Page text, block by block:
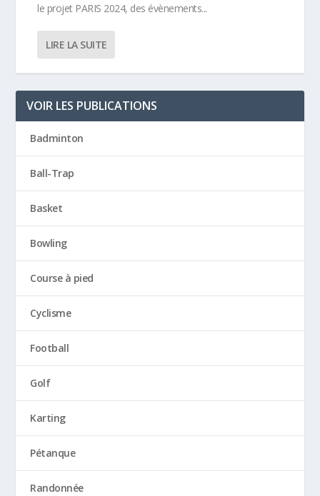
le projet PARIS 2024, des évènements...
LIRE LA SUITE
VOIR LES PUBLICATIONS
Badminton
Ball-Trap
Basket
Bowling
Course à pied
Cyclisme
Football
Golf
Karting
Pétanque
Randonnée